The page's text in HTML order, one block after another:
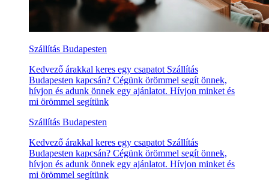
Szállítás Budapesten
Kedvező árakkal keres egy csapatot Szállítás
Budapesten kapcsán? Cégünk örömmel segít önnek,
hívjon és adunk önnek egy ajánlatot. Hívjon minket és
mi örömmel segítünk
Szállítás Budapesten
Kedvező árakkal keres egy csapatot Szállítás
Budapesten kapcsán? Cégünk örömmel segít önnek,
hívjon és adunk önnek egy ajánlatot. Hívjon minket és
mi örömmel segítünk